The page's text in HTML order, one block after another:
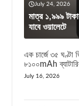
July 24, 2026
মাত্র ১,৯৯৯
যাবে ওয়ালেটে
এক চার্জে ৩৫ ঘণ্টা
৮১০০mAh
July 16, 2026